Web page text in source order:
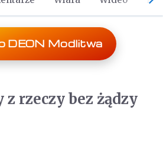
DEON Modlitwa
rzeczy bez żądzy